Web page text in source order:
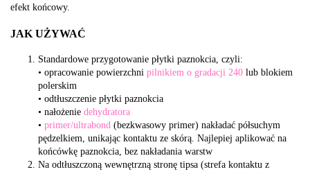
efekt końcowy.
JAK UŻYWAĆ
Standardowe przygotowanie płytki paznokcia, czyli:
• opracowanie powierzchni pilnikiem o gradacji 240 lub blokiem
polerskim
• odtłuszczenie płytki paznokcia
• nałożenie dehydratora
• primer/ultrabond (bezkwasowy primer) nakładać półsuchym
pędzelkiem, unikając kontaktu ze skórą. Najlepiej aplikować na
końcówkę paznokcia, bez nakładania warstw
Na odtłuszczoną wewnętrzną stronę tipsa (strefa kontaktu z